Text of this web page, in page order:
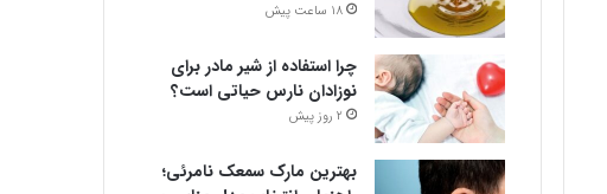
18 ساعت پیش
چرا استفاده از شیر مادر برای
نوزادان نارس حیاتی است؟
2 روز پیش
بهترین مارک سمعک نامرئی؛